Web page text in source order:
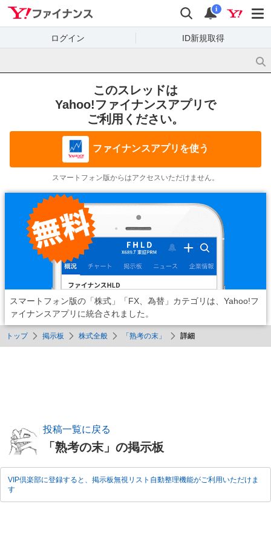
Yahoo!ファイナンス
検索 通知
i
ログイン ID新規取得
トップ 掲示板 株式全般 「熟考の末」 詳細
このスレッドは
Yahoo!ファイナンスアプリで
ご利用ください。
ファイナンスアプリを使う
スマートフォン版からはアクセスいただけません。
スマートフォン版の「株式」「FX、為替」カテゴリは、Yahoo!フ
ァイナンスアプリに統合されました。
投稿一覧に戻る
「熟考の末」の掲示板
VIP倶楽部に登録すると、掲示板無視リスト自動整理機能がご利用いただけま
す